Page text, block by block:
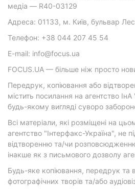
медіа — R40-03129
Адреса: 01133, м. Київ, бульвар
Телефон: +38 044 207 45 54
E-mail: info@focus.ua
FOCUS.UA — більше ніж просто
Передрук, копіювання або
містить посилання на агентство
будь-якому вигляді суворо
Всі матеріали, які розміщені на
агентство "Інтерфакс-Україна", не
відтворенню та/чи
інакше як з письмового дозволу
Будь-яке копіювання, передрук та
фотографічних творів та/або